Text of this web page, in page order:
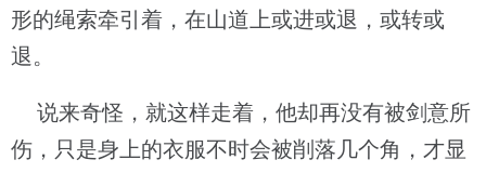
形的绳索牵引着，在山道上或进或退，或转或
退。
说来奇怪，就这样走着，他却再没有被剑意所
伤，只是身上的衣服不时会被削落几个角，才显